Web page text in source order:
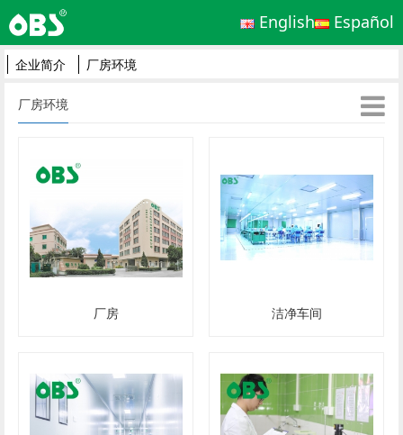
English Español
企业简介 厂房环境
厂房环境
厂房 洁净车间